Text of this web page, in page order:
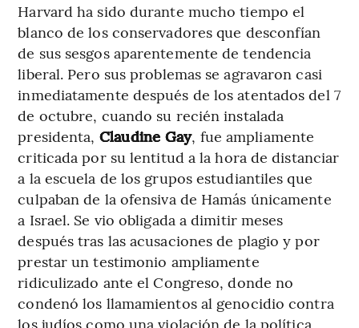
Harvard ha sido durante mucho tiempo el
blanco de los conservadores que desconfían
de sus sesgos aparentemente de tendencia
liberal. Pero sus problemas se agravaron casi
inmediatamente después de los atentados del 7
de octubre, cuando su recién instalada
presidenta, Claudine Gay, fue ampliamente
criticada por su lentitud a la hora de distanciar
a la escuela de los grupos estudiantiles que
culpaban de la ofensiva de Hamás únicamente
a Israel. Se vio obligada a dimitir meses
después tras las acusaciones de plagio y por
prestar un testimonio ampliamente
ridiculizado ante el Congreso, donde no
condenó los llamamientos al genocidio contra
los judíos como una violación de la política